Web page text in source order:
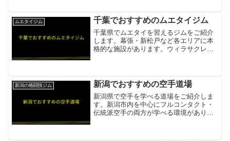
長年の実績を持つ項目内容所在地／最寄
駅宮城県名取市手...
ムエタイジム 千葉でおすすめのムエタイジム
千葉県でムエタイを習えるジムをご紹介
します。幕張・新松戸など各エリアに本
格的な施設があります。ウィラサクレッ
目内容所在地／最寄駅千...
新潟の格闘技ジム 新潟でおすすめの空手道場
新潟県で空手を学べる道場をご紹介しま
す。新潟市内を中心にフルコンタクト・
伝統派空手の両方が学べる環境がありま